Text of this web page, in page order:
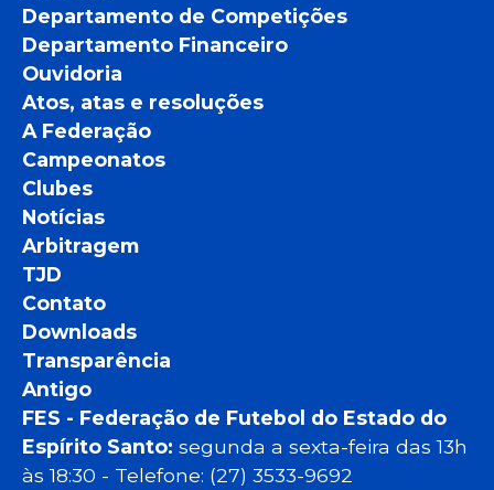
Departamento de Competições
Departamento Financeiro
Ouvidoria
Atos, atas e resoluções
A Federação
Campeonatos
Clubes
Notícias
Arbitragem
TJD
Contato
Downloads
Transparência
Antigo
FES - Federação de Futebol do Estado do
Espírito Santo: segunda a sexta-feira das 13h
às 18:30 - Telefone: (27) 3533-9692